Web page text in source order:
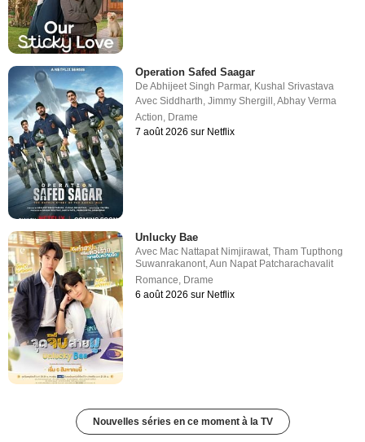
Operation Safed Saagar
DeAbhijeet Singh Parmar, Kushal Srivastava
AvecSiddharth ,Jimmy Shergill ,Abhay Verma
Action Drame
7 août 2026 sur Netflix
Unlucky Bae
Avec Mac Nattapat Nimjirawat,Tham Tupthong
Suwanrakanont,Aun Napat Patcharachavalit
Romance, Drame
6 août 2026 sur Netflix
Nouvelles séries en ce moment à la TV